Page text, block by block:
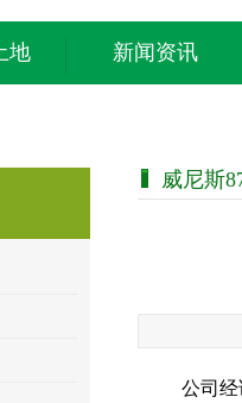
地 新闻资讯
威尼斯
公司